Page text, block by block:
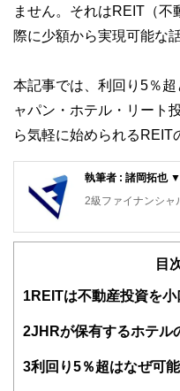
ません。それはREIT（不
際に少額から実現可能な
本記事では、利回り5％
ャパン・ホテル・リート
ら気軽に始められるREIT
執筆者 : 諸岡拓也 ▼
2級ファイナンシャ
目
1 REITは不動産投資を
2JHRが保有するホテル
3利回り5％超はなぜ可